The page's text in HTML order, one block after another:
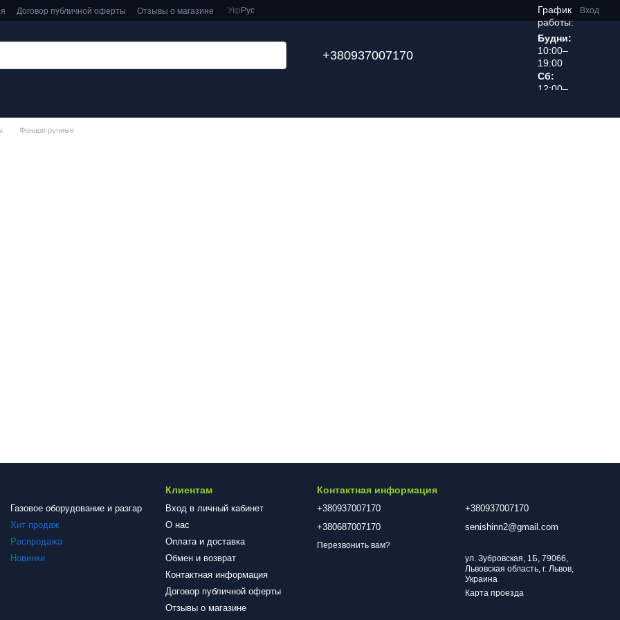
Договор публичной оферты Отзывы о магазине Укр Рус Вход
+380937007170
График
работы:
Будни:
10:00–
19:00
Сб:
12:00–
Фонари ручные
Газовое оборудование и разгар
Хит продаж
Распродажа
Новинки
Клиентам
Вход в личный кабинет
О нас
Оплата и доставка
Обмен и возврат
Контактная информация
Договор публичной оферты
Отзывы о магазине
Контактная информация
+380937007170
+380687007170
Перезвонить вам?
+380937007170
senishinn2@gmail.com
ул. Зубровская, 1Б, 79066,
Львовская область, г. Львов,
Украина
Карта проезда